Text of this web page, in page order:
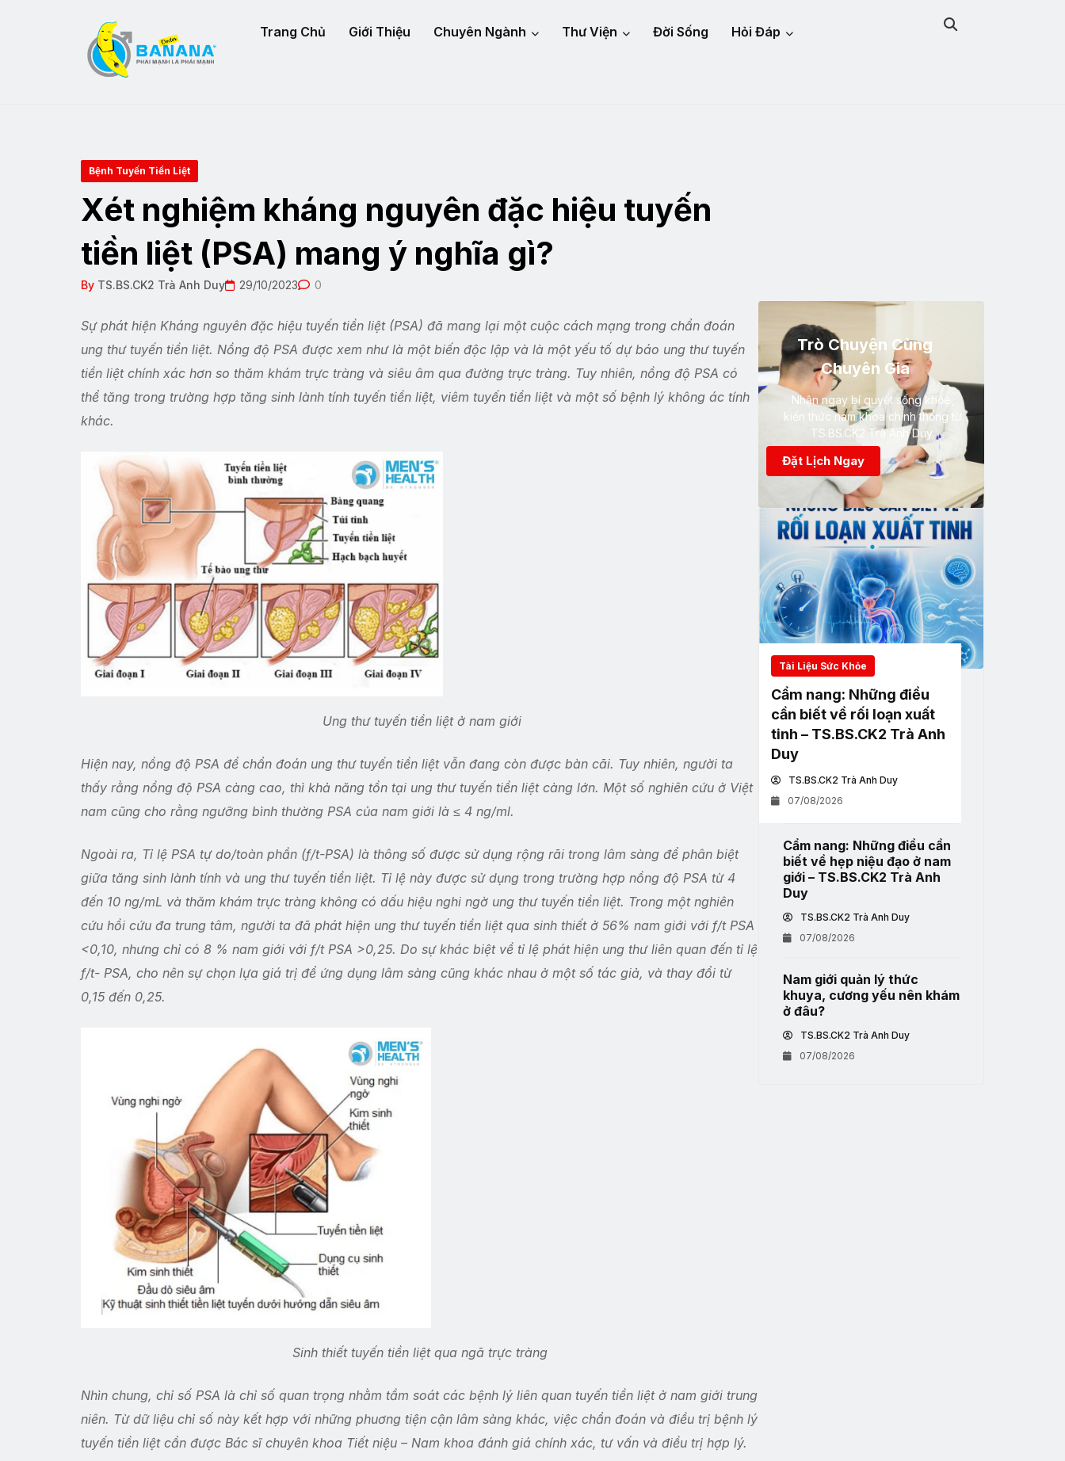
Trang Chủ Giới Thiệu Chuyên Ngành Thư Viện Đời Sống Hỏi Đáp
Bệnh Tuyến Tiền Liệt
Xét nghiệm kháng nguyên đặc hiệu tuyến
tiền liệt (PSA) mang ý nghĩa gì?
By TS.BS.CK2 Trà Anh Duy 29/10/2023 0
Sự phát hiện Kháng nguyên đặc hiệu tuyến tiền liệt (PSA) đã mang lại một cuộc cách mạng trong chẩn đoán
ung thư tuyến tiền liệt. Nồng độ PSA được xem như là một biến độc lập và là một yếu tố dự báo ung thư tuyến
tiền liệt chính xác hơn so thăm khám trực tràng và siêu âm qua đường trực tràng. Tuy nhiên, nồng độ PSA có
thể tăng trong trường hợp tăng sinh lành tính tuyến tiền liệt, viêm tuyến tiền liệt và một số bệnh lý không ác tính
khác.
Ung thư tuyến tiền liệt ở nam giới
Hiện nay, nồng độ PSA để chẩn đoán ung thư tuyến tiền liệt vẫn đang còn được bàn cãi. Tuy nhiên, người ta
thấy rằng nồng độ PSA càng cao, thì khả năng tồn tại ung thư tuyến tiền liệt càng lớn. Một số nghiên cứu ở Việt
nam cũng cho rằng ngưỡng bình thường PSA của nam giới là ≤ 4 ng/ml.
Ngoài ra, Tỉ lệ PSA tự do/toàn phần (f/t-PSA) là thông số được sử dụng rộng rãi trong lâm sàng để phân biệt
giữa tăng sinh lành tính và ung thư tuyến tiền liệt. Tỉ lệ này được sử dụng trong trường hợp nồng độ PSA từ 4
đến 10 ng/mL và thăm khám trực tràng không có dấu hiệu nghi ngờ ung thư tuyến tiền liệt. Trong một nghiên
cứu hồi cứu đa trung tâm, người ta đã phát hiện ung thư tuyến tiền liệt qua sinh thiết ở 56% nam giới với f/t PSA
<0,10, nhưng chỉ có 8 % nam giới với f/t PSA >0,25. Do sự khác biệt về tỉ lệ phát hiện ung thư liên quan đến tỉ lệ
f/t- PSA, cho nên sự chọn lựa giá trị để ứng dụng lâm sàng cũng khác nhau ở một số tác giả, và thay đổi từ
0,15 đến 0,25.
Sinh thiết tuyến tiền liệt qua ngã trực tràng
Nhìn chung, chỉ số PSA là chỉ số quan trọng nhằm tầm soát các bệnh lý liên quan tuyến tiền liệt ở nam giới trung
niên. Từ dữ liệu chỉ số này kết hợp với những phuơng tiện cận lâm sàng khác, việc chẩn đoán và điều trị bệnh lý
tuyến tiền liệt cần được Bác sĩ chuyên khoa Tiết niệu – Nam khoa đánh giá chính xác, tư vấn và điều trị hợp lý.
Trò Chuyện Cùng
Chuyên Gia
Nhận ngay bí quyết sống khỏe,
kiến thức nam khoa chính thống từ
TS.BS.CK2 Trà Anh Duy
Đặt Lịch Ngay
Tài Liệu Sức Khỏe
Cẩm nang: Những điều
cần biết về rối loạn xuất
tinh – TS.BS.CK2 Trà Anh
Duy
TS.BS.CK2 Trà Anh Duy
07/08/2026
Cẩm nang: Những điều cần
biết về hẹp niệu đạo ở nam
giới – TS.BS.CK2 Trà Anh
Duy
TS.BS.CK2 Trà Anh Duy
07/08/2026
Nam giới quản lý thức
khuya, cương yếu nên khám
ở đâu?
TS.BS.CK2 Trà Anh Duy
07/08/2026